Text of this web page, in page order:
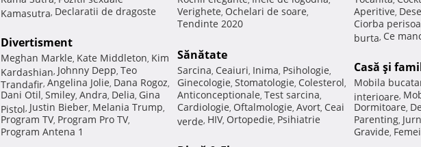
Kamasutra, Declaratii de dragoste
Divertisment
Meghan Markle, Kate Middleton, Kim
Kardashian, Johnny Depp, Teo
Trandafir, Angelina Jolie, Dana Rogoz,
Dani Otil, Smiley, Andra, Delia, Gina
Pistol, Justin Bieber, Melania Trump,
Program TV, Program Pro TV,
Program Antena 1
Verighete, Ochelari de soare,
Tendinte 2020
Sănătate
Sarcina, Ceaiuri, Inima, Psihologie,
Ginecologie, Stomatologie, Colesterol,
Anticonceptionale, Test sarcina,
Cardiologie, Oftalmologie, Avort, Ceai
verde, HIV, Ortopedie, Psihiatrie
Aperitive,
Ciorba
burta, Ce
Casă şi
Mobila
interioare,
Dormitoare,
Parenting,
Gravide,